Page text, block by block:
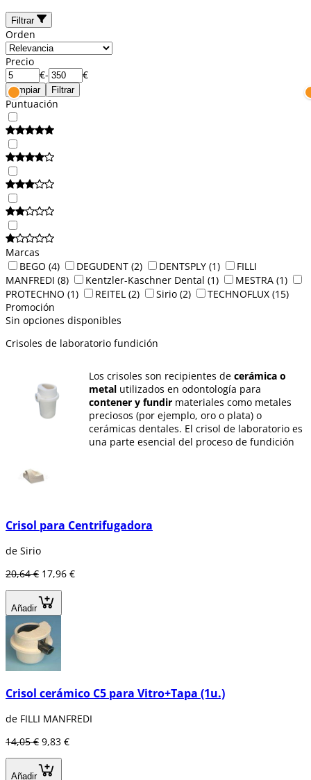
Filtrar
Orden
Precio
€- €
Limpiar Filtrar
Puntuación
Marcas
BEGO (4) DEGUDENT (2) DENTSPLY (1)
FILLI
MANFREDI (8) Kentzler-Kaschner Dental (1) MESTRA (1)
PROTECHNO (1) REITEL (2) Sirio (2) TECHNOFLUX (15)
Promoción
Sin opciones disponibles
Crisoles de laboratorio fundición
Los crisoles son recipientes de cerámica o
metal utilizados en odontología para
contener y fundir materiales como metales
preciosos (por ejemplo, oro o plata) o
cerámicas dentales. El crisol de laboratorio es
una parte esencial del proceso de fundición
deformarse o fracturarse
crisoles de
Crisol para Centrifugadora
de Sirio
20,64 € 17,96 €
Añadir
Crisol cerámico C5 para Vitro+Tapa (1u.)
de FILLI MANFREDI
14,05 € 9,83 €
Añadir